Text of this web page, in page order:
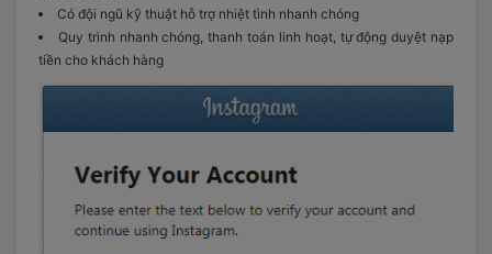
Có đội ngũ kỹ thuật hỗ trợ nhiệt tình nhanh chóng
Quy trình nhanh chóng, thanh toán linh hoạt, tự động duyệt nạp
tiền cho khách hàng